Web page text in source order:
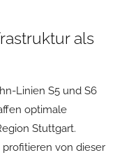
als
Linien S5 und S6
optimale
Stuttgart.
von dieser